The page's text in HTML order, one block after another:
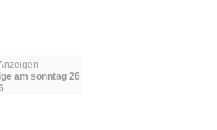
am sonntag 26